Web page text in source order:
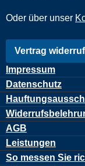
Oder über unser
Vertrag
Impressum
Datenschutz
AGB
Leistungen
So messen Sie